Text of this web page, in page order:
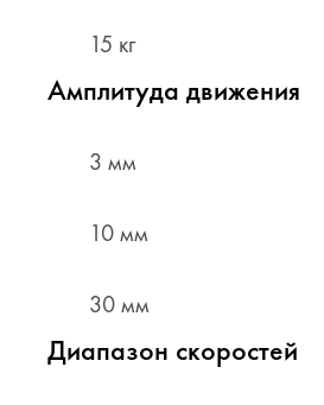
15 кг
Амплитуда движения
3 мм
10 мм
30 мм
Диапазон скоростей